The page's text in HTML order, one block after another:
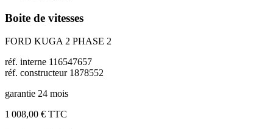
Boite de vitesses
FORD KUGA 2 PHASE 2
réf. interne 116547657
réf. constructeur 1878552
garantie 24 mois
1 008,00 € TTC